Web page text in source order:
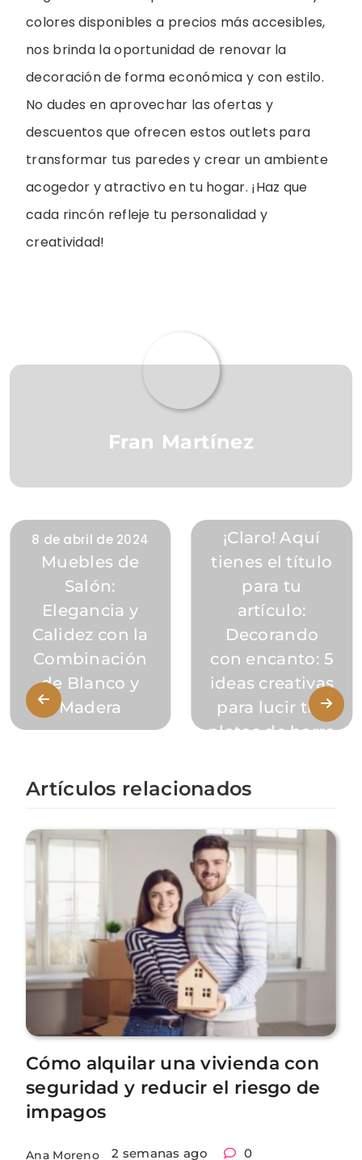
colores disponibles a precios más accesibles,
nos brinda la oportunidad de renovar la
decoración de forma económica y con estilo.
No dudes en aprovechar las ofertas y
descuentos que ofrecen estos outlets para
transformar tus paredes y crear un ambiente
acogedor y atractivo en tu hogar. ¡Haz que
cada rincón refleje tu personalidad y
creatividad!
Fran Martínez
8 de abril de 2024
Muebles de
Salón:
Elegancia y
Calidez con la
Combinación
de Blanco y
Madera
¡Claro! Aquí
tienes el título
para tu
artículo:
Decorando
con encanto: 5
ideas creativas
para lucir tus
platos de barro
Artículos relacionados
Cómo alquilar una vivienda con
seguridad y reducir el riesgo de
impagos
Ana Moreno 2 semanas ago 0